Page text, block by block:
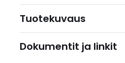
Tuotekuvaus
Dokumentit ja linkit